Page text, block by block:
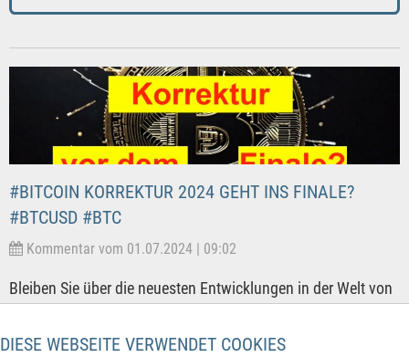
DIESE WEBSEITE VERWENDET COOKIES
#BITCOIN KORREKTUR 2024 GEHT INS FINALE?
#BTCUSD #BTC
Kommentar vom 01.07.2024 | 09:02
Bleiben Sie über die neuesten Entwicklungen in der Welt von
vor dem BTCUSD. In diesem Kommentar klären wir, was Sie